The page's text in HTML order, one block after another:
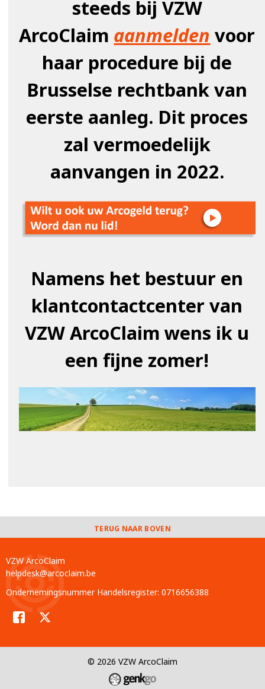
steeds bij VZW
ArcoClaim aanmelden voor
haar procedure bij de
Brusselse rechtbank van
eerste aanleg. Dit proces
zal vermoedelijk
aanvangen in 2022.
Namens het bestuur en
klantcontactcenter van
VZW ArcoClaim wens ik u
een fijne zomer!
TERUG NAAR BOVEN
VZW ArcoClaim
helpdesk@arcoclaim.be
Ondernemingsnummer Handelsregister: 0716656388
Facebook
© 2026 VZW ArcoClaim